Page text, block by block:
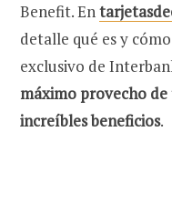
Benefit. En
detalle qué es y
exclusivo de
máximo provecho
increíbles beneficios.